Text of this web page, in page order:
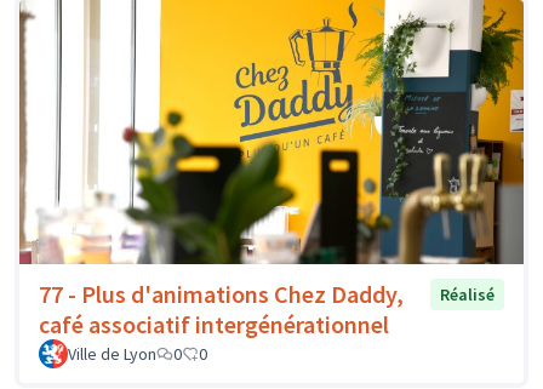
77 - Plus d'animations Chez Daddy,
café associatif intergénérationnel
Réalisé
Ville de Lyon 0 0